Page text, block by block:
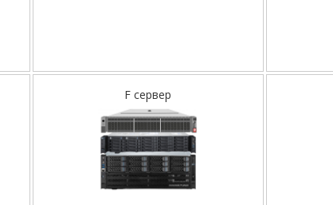
F сервер